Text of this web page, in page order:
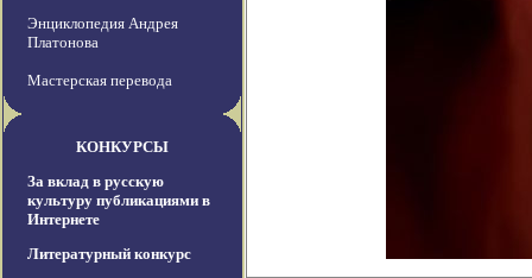
Энциклопедия Андрея
Платонова
Мастерская перевода
КОНКУРСЫ
За вклад в русскую
культуру публикациями в
Интернете
Литературный конкурс